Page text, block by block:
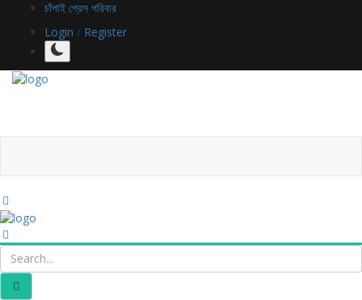
চাঁপাই প্রেস পরিবার
Login / Register